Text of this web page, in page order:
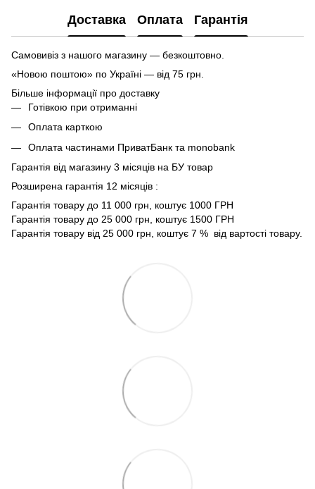
Доставка Оплата Гарантія
Самовивіз з нашого магазину — безкоштовно.
«Новою поштою» по Україні — від 75 грн.
Більше інформації про доставку
Готівкою при отриманні
Оплата карткою
Оплата частинами ПриватБанк та monobank
Гарантія від магазину 3 місяців на БУ товар
Розширена гарантія 12 місяців :
Гарантія товару до 11 000 грн, коштує 1000 ГРН
Гарантія товару до 25 000 грн, коштує 1500 ГРН
Гарантія товару від 25 000 грн, коштує 7 % від вартості товару.